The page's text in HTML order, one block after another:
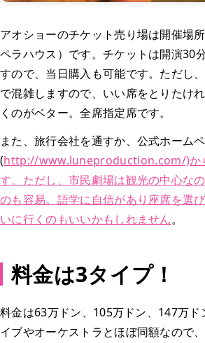
アオショーのチケット売り場は開催場
ペラハウス）です。チケットは開演30
すので、当日購入も可能です。ただし
で混雑しますので、いい席をとりたけ
くのがベター。全席指定席です。
また、旅行会社を通すか、公式ホーム
(http://www.luneproduction.com/)か
す。ただし、市民劇場は観光の中心な
のも容易。語学に自信があり座席を選
いに行くのもいいかもしれません。
料金は3タイプ！
料金は63万ドン、105万ドン、147万ド
イブやオーケストラとほぼ同額なので